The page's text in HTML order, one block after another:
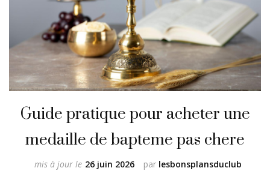
Guide pratique pour acheter une
medaille de bapteme pas chere
par lesbonsplansduclub
mis à jour le 26 juin 2026